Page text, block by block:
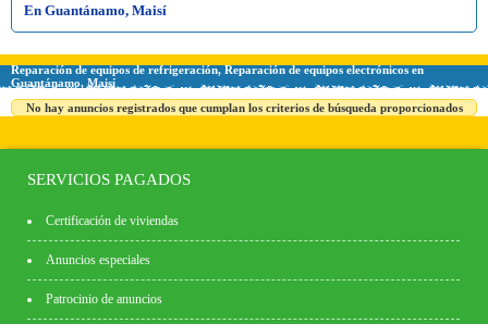
En Guantánamo, Maisí
Reparación de equipos de refrigeración, Reparación de equipos electrónicos en
Guantánamo, Maisí
No hay anuncios registrados que cumplan los criterios de búsqueda proporcionados
SERVICIOS PAGADOS
Certificación de viviendas
Anuncios especiales
Patrocinio de anuncios